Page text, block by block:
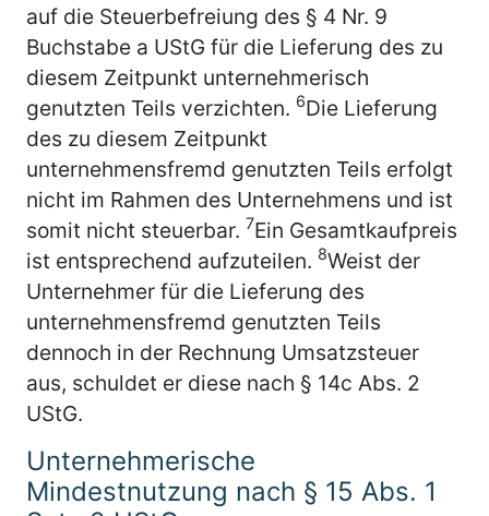
auf die Steuerbefreiung des § 4 Nr. 9
Buchstabe a UStG für die Lieferung des zu
diesem Zeitpunkt unternehmerisch
genutzten Teils verzichten. 6Die Lieferung
des zu diesem Zeitpunkt
unternehmensfremd genutzten Teils erfolgt
nicht im Rahmen des Unternehmens und ist
somit nicht steuerbar. 7Ein Gesamtkaufpreis
ist entsprechend aufzuteilen. 8Weist der
Unternehmer für die Lieferung des
unternehmensfremd genutzten Teils
dennoch in der Rechnung Umsatzsteuer
aus, schuldet er diese nach § 14c Abs. 2
UStG.
Unternehmerische
Mindestnutzung nach § 15 Abs. 1